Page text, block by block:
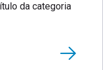
da categoria